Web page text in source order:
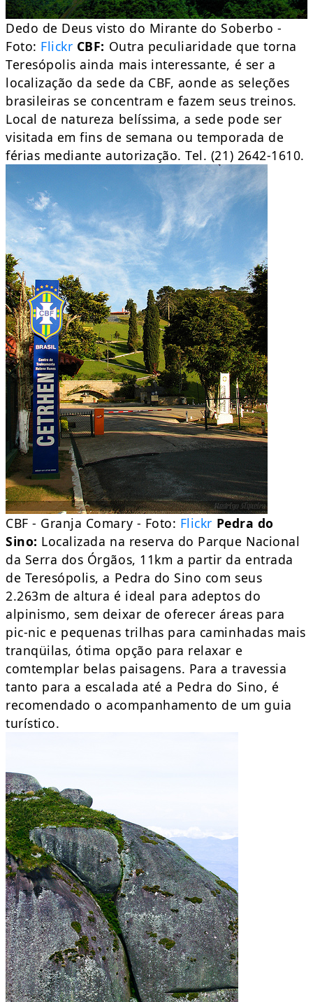
Dedo de Deus visto do Mirante do Soberbo -
Foto: Flickr CBF: Outra peculiaridade que torna
Teresópolis ainda mais interessante, é ser a
localização da sede da CBF, aonde as seleções
brasileiras se concentram e fazem seus treinos.
Local de natureza belíssima, a sede pode ser
visitada em fins de semana ou temporada de
férias mediante autorização. Tel. (21) 2642-1610.
CBF - Granja Comary - Foto: Flickr Pedra do
Sino: Localizada na reserva do Parque Nacional
da Serra dos Órgãos, 11km a partir da entrada
de Teresópolis, a Pedra do Sino com seus
2.263m de altura é ideal para adeptos do
alpinismo, sem deixar de oferecer áreas para
pic-nic e pequenas trilhas para caminhadas mais
tranqüilas, ótima opção para relaxar e
comtemplar belas paisagens. Para a travessia
tanto para a escalada até a Pedra do Sino, é
recomendado o acompanhamento de um guia
turístico.